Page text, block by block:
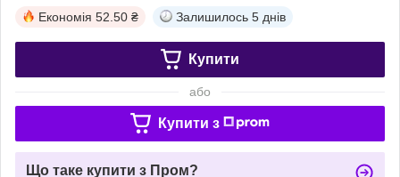
Економія 52.50 ₴ Залишилось 5 днів
Купити
або
Купити з
Що таке купити з Пром?